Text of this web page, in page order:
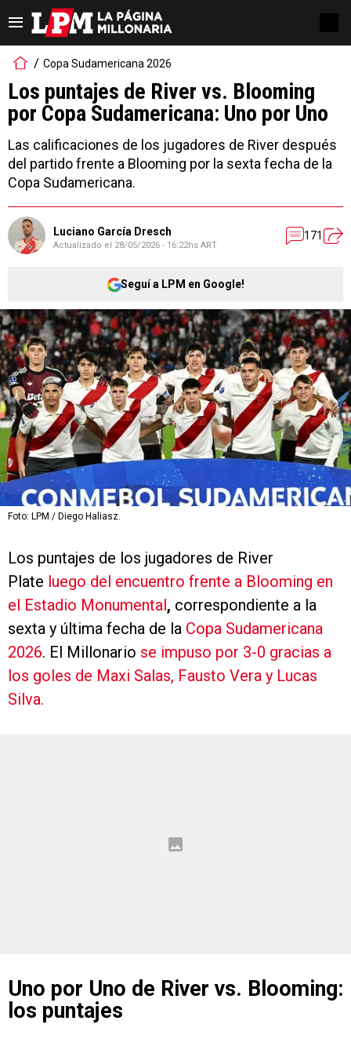
Copa Sudamericana 2026
Los puntajes de River vs. Blooming
por Copa Sudamericana: Uno por Uno
Las calificaciones de los jugadores de River después
del partido frente a Blooming por la sexta fecha de la
Copa Sudamericana.
Luciano García Dresch
Actualizado el 28/05/2026 - 16:22hs ART
171
Seguí a LPM en Google!
Foto: LPM / Diego Haliasz.
Los puntajes de los jugadores de River
Plate luego del encuentro frente a Blooming en
el Estadio Monumental , correspondiente a la
sexta y última fecha de la Copa Sudamericana
2026. El Millonario se impuso por 3-0 gracias a
los goles de Maxi Salas, Fausto Vera y Lucas
Silva.
Uno por Uno de River vs. Blooming:
los puntajes